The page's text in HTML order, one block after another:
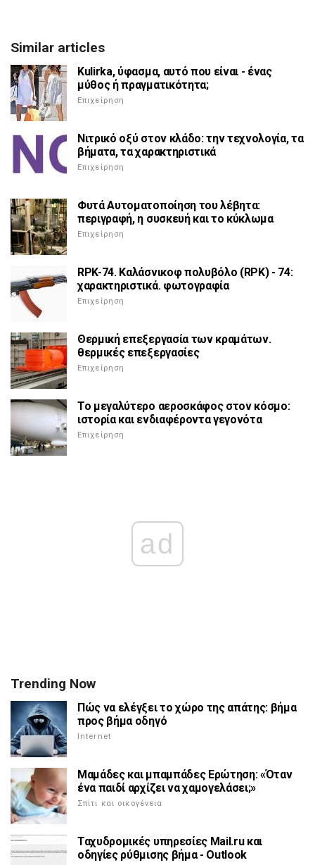
Similar articles
Kulirka, ύφασμα, αυτό που είναι - ένας
μύθος ή πραγματικότητα;
Επιχείρηση
Νιτρικό οξύ στον κλάδο: την τεχνολογία, τα
βήματα, τα χαρακτηριστικά
Επιχείρηση
Φυτά Αυτοματοποίηση του λέβητα:
περιγραφή, η συσκευή και το κύκλωμα
Επιχείρηση
RPK-74. Καλάσνικοφ πολυβόλο (RPK) - 74:
χαρακτηριστικά. φωτογραφία
Επιχείρηση
Θερμική επεξεργασία των κραμάτων.
θερμικές επεξεργασίες
Επιχείρηση
Το μεγαλύτερο αεροσκάφος στον κόσμο:
ιστορία και ενδιαφέροντα γεγονότα
Επιχείρηση
ad
Trending Now
Πώς να ελέγξει το χώρο της απάτης: βήμα
προς βήμα οδηγό
Internet
Μαμάδες και μπαμπάδες Ερώτηση: «Όταν
ένα παιδί αρχίζει να χαμογελάσει;»
Σπίτι και οικογένεια
Ταχυδρομικές υπηρεσίες Mail.ru και
οδηγίες ρύθμισης βήμα - Outlook